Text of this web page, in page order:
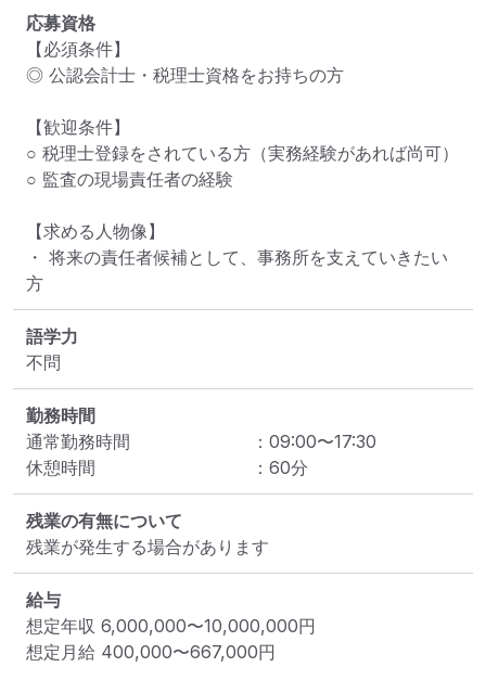
応募資格
【必須条件】
◎ 公認会計士・税理士資格をお持ちの方
【歓迎条件】
○ 税理士登録をされている方（実務経験があれば尚可）
○ 監査の現場責任者の経験
【求める人物像】
・ 将来の責任者候補として、事務所を支えていきたい
方
語学力
不問
勤務時間
通常勤務時間
： 09:00〜17:30
休憩時間
： 60分
残業の有無について
残業が発生する場合があります
給与
想定年収 6,000,000〜10,000,000円
想定月給 400,000〜667,000円